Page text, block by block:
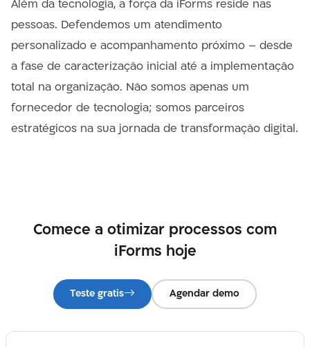
Além da tecnologia, a força da iForms reside nas
pessoas. Defendemos um atendimento
personalizado e acompanhamento próximo – desde
a fase de caracterização inicial até a implementação
total na organização. Não somos apenas um
fornecedor de tecnologia; somos parceiros
estratégicos na sua jornada de transformação digital.
Comece a otimizar processos com
iForms hoje
Teste gratis Agendar demo